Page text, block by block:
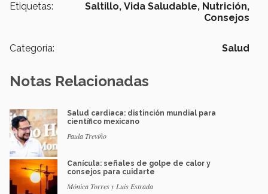
Etiquetas: Saltillo, Vida Saludable, Nutrición,
Consejos
Categoría: Salud
Notas Relacionadas
Salud cardiaca: distinción mundial para
científico mexicano
Paula Treviño
Canícula: señales de golpe de calor y
consejos para cuidarte
Mónica Torres y Luis Estrada